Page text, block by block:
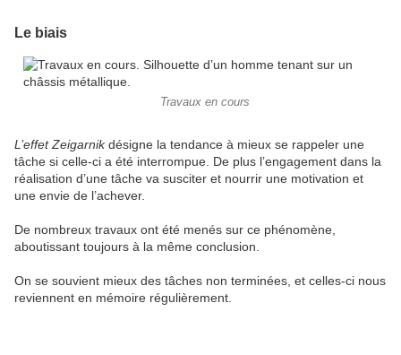
Le biais
Travaux en cours
L’effet Zeigarnikdésigne la tendance à mieux se rappeler une
tâche si celle-ci a été interrompue. De plus l’engagement dans la
réalisation d’une tâche va susciter et nourrir une motivation et
une envie de l’achever.
De nombreux travaux ont été menés sur ce phénomène,
aboutissant toujours à la même conclusion.
On se souvient mieux des tâches non terminées, et celles-ci nous
reviennent en mémoire régulièrement.